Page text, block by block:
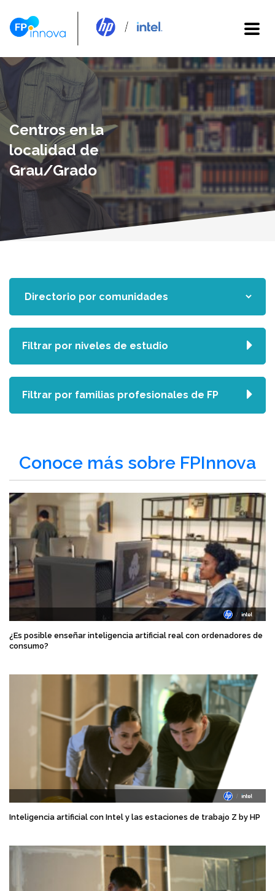
Centros en la
localidad de
Grau/Grado
Conoce más sobre FPInnova
¿Es posible enseñar inteligencia artificial real con ordenadores de
consumo?
Inteligencia artificial con Intel y las estaciones de trabajo Z by HP
Filtrar por niveles de estudio
Filtrar por familias profesionales de FP